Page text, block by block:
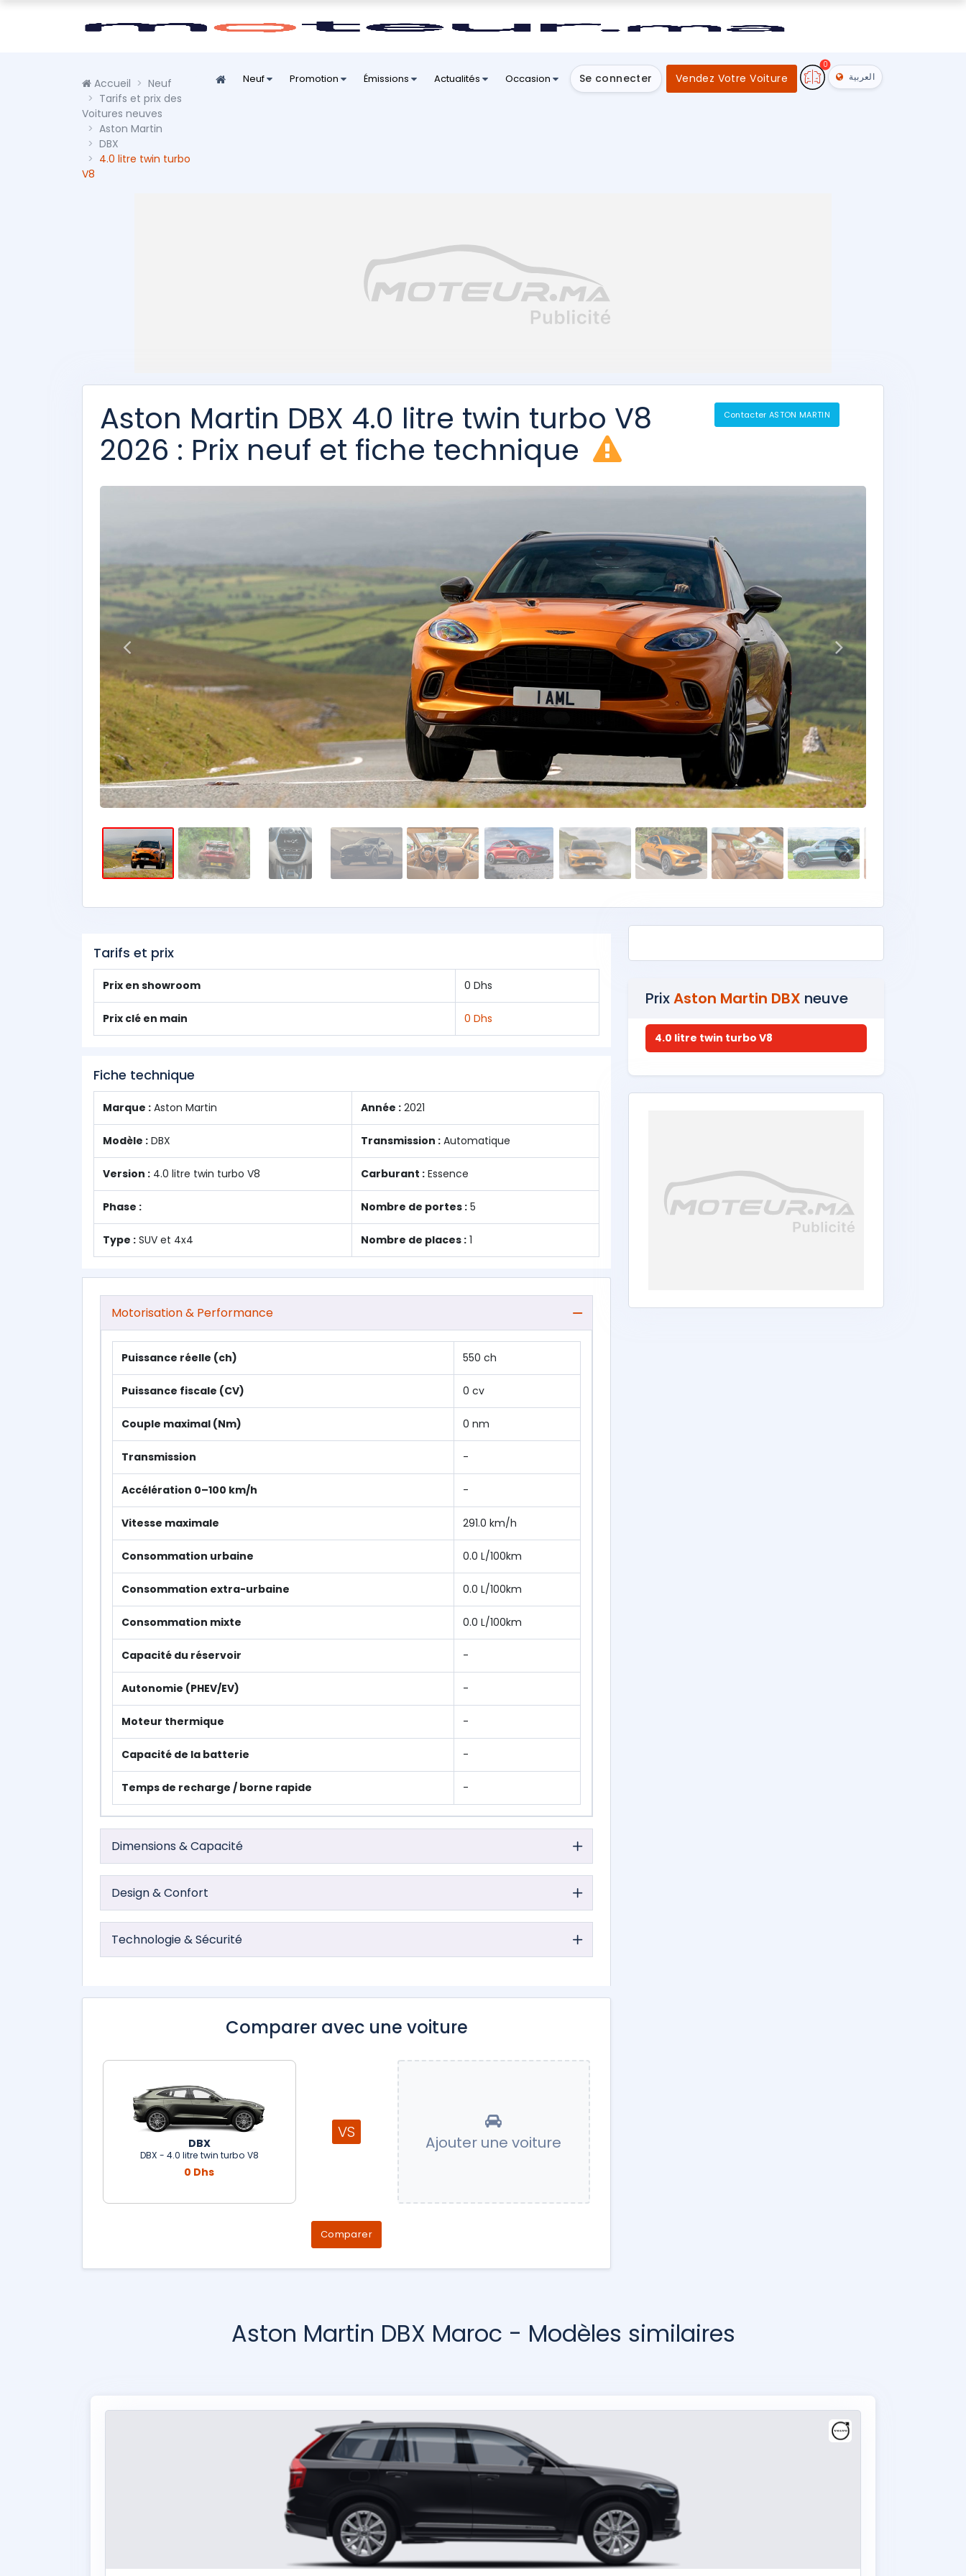
Neuf Promotion Émissions Actualités Occasion Se connecter Vendez Votre Voiture
0
العربية Accueil
Neuf
Tarifs et prix des
Voitures neuves
Aston Martin
DBX
4.0 litre twin turbo
V8
Aston Martin DBX 4.0 litre twin turbo V8
2026 : Prix neuf et fiche technique
Contacter ASTON MARTIN
Tarifs et prix
Prix en showroom 0 Dhs
Prix clé en main 0 Dhs
Fiche technique
Marque : Aston Martin Année : 2021
Modèle : DBX Transmission : Automatique
Version : 4.0 litre twin turbo V8 Carburant : Essence
Phase : Nombre de portes : 5
Type : SUV et 4x4 Nombre de places : 1
Motorisation & Performance
Puissance réelle (ch) 550 ch
Puissance fiscale (CV) 0 cv
Couple maximal (Nm) 0 nm
Transmission -
Accélération 0–100 km/h -
Vitesse maximale 291.0 km/h
Consommation urbaine 0.0 L/100km
Consommation extra-urbaine 0.0 L/100km
Consommation mixte 0.0 L/100km
Capacité du réservoir -
Autonomie (PHEV/EV) -
Moteur thermique -
Capacité de la batterie -
Temps de recharge / borne rapide -
Dimensions & Capacité
Design & Confort
Technologie & Sécurité
Comparer avec une voiture
DBX
DBX - 4.0 litre twin turbo V8
0 Dhs
VS
Ajouter une voiture
Comparer
PrixAston Martin DBX neuve
4.0 litre twin turbo V8
Aston Martin DBX Maroc - Modèles similaires